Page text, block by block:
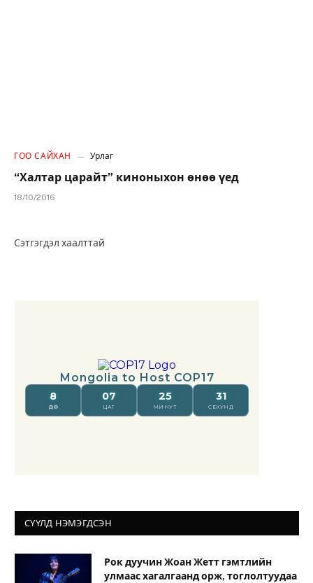
ГОО САЙХАН Урлаг
“Халтар царайт” киноныхон өнөө үед
18/10/2016
Сэтгэгдэл хаалттай
СҮҮЛД НЭМЭГДСЭН
Рок дуучин Жоан Жетт гэмтлийн
улмаас хагалгаанд орж, тоглолтуудаа